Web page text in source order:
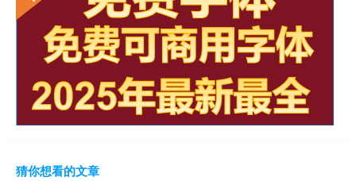
猜你想看的文章